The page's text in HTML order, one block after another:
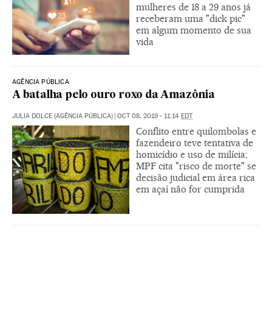
mulheres de 18 a 29 anos já
receberam uma "dick pic"
em algum momento de sua
vida
AGÊNCIA PÚBLICA
A batalha pelo ouro roxo da Amazônia
JULIA DOLCE (AGÊNCIA PÚBLICA) | OCT 08, 2019 - 11:14 EDT
Conflito entre quilombolas e
fazendeiro teve tentativa de
homicídio e uso de milícia;
MPF cita "risco de morte" se
decisão judicial em área rica
em açaí não for cumprida